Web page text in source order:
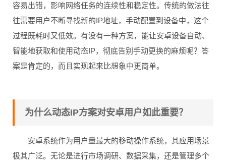
容易出错，影响网络任务的连续性和稳定性。传统的做法往
往需要用户不断寻找新的IP地址，手动配置到设备中，这个
过程既耗时又低效。有没有一种方案，能让安卓设备自动、
智能地获取和使用动态IP，彻底告别手动更换的麻烦呢？答
案是肯定的，而且实现起来比想象中更简单。
为什么动态IP方案对安卓用户如此重要？
安卓系统作为用户量最大的移动操作系统，其应用场景
极其广泛。无论是进行市场调研、数据采集，还是管理多个